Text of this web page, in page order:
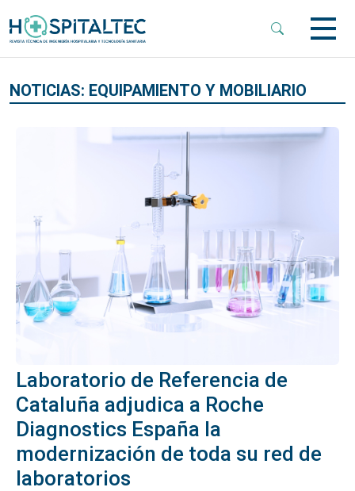
Menu
NOTICIAS: EQUIPAMIENTO Y MOBILIARIO
Laboratorio de Referencia de
Cataluña adjudica a Roche
Diagnostics España la
modernización de toda su red de
laboratorios